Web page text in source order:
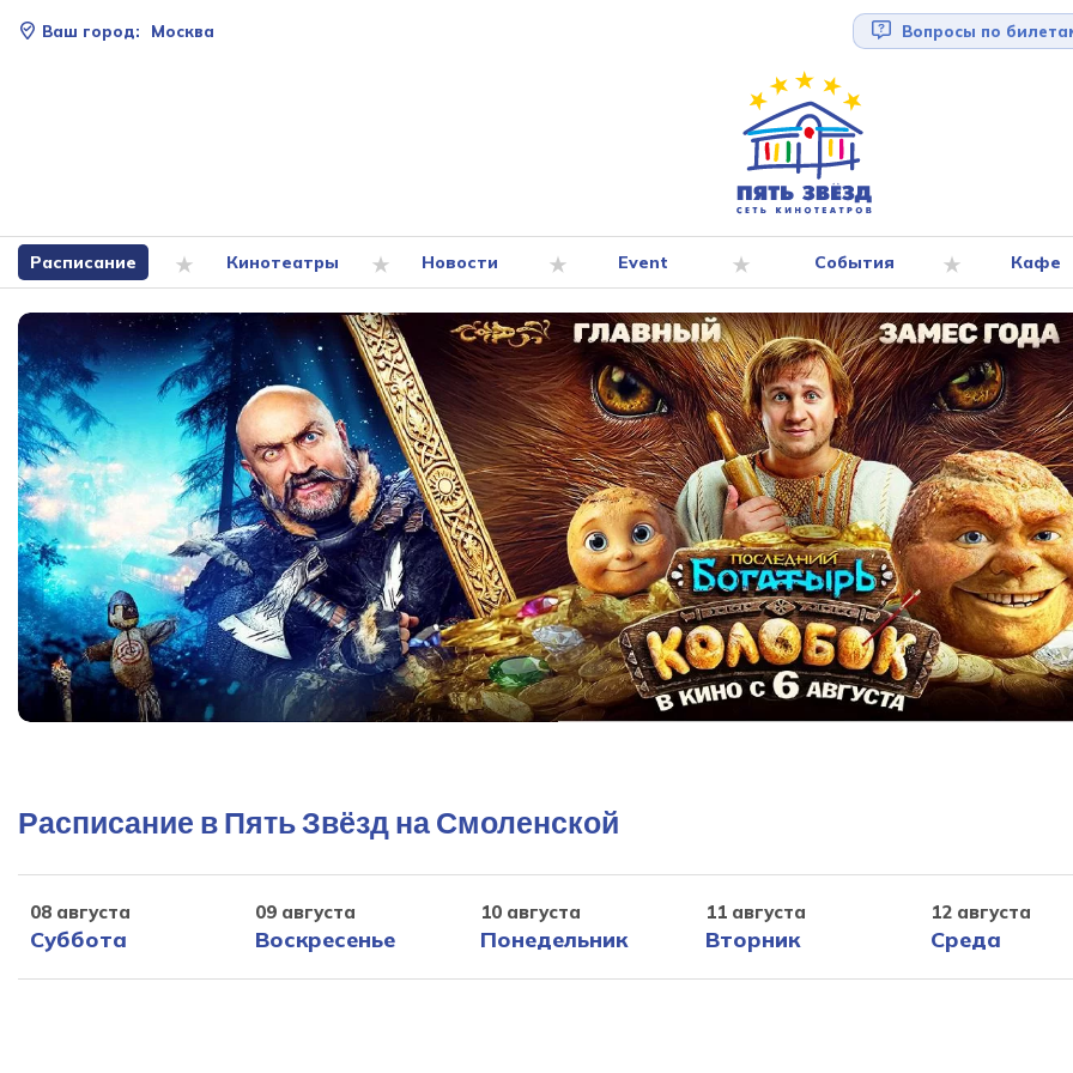
Ваш город: Москва Вопросы по
Расписание Кинотеатры Новости Event События Кафе
Расписание в Пять Звёзд на Смоленской
08 августа
Суббота
09 августа
Воскресенье
10 августа
Понедельник
11 августа
Вторник
12 августа
Среда